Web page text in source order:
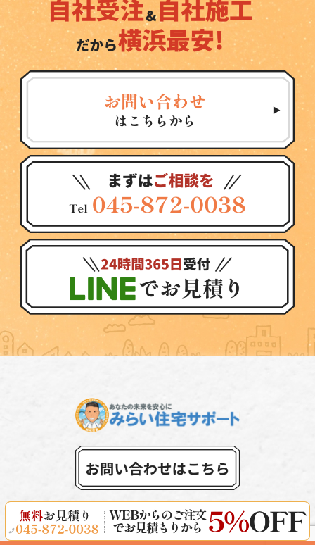
©︎2023 みらい住宅サポート All Rights Reserved.